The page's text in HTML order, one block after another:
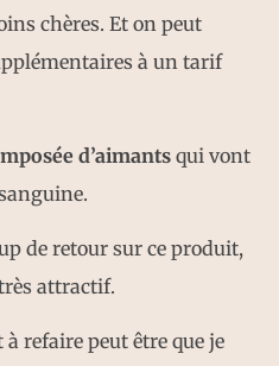
chères. Et on peut
à un tarif
d’aimantsqui vont
de retour sur ce produit,
attractif.
refaire peut être que je